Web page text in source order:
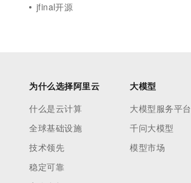
jfinal开源
为什么选择阿里云
什么是云计算
全球基础设施
技术领先
稳定可靠
大模型
大模型服务平台
千问大模型
模型市场